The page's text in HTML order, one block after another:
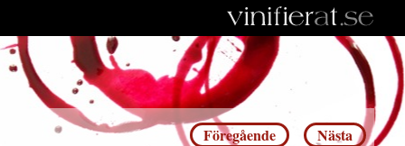
Inläggsnavigering
Föregående Nästa